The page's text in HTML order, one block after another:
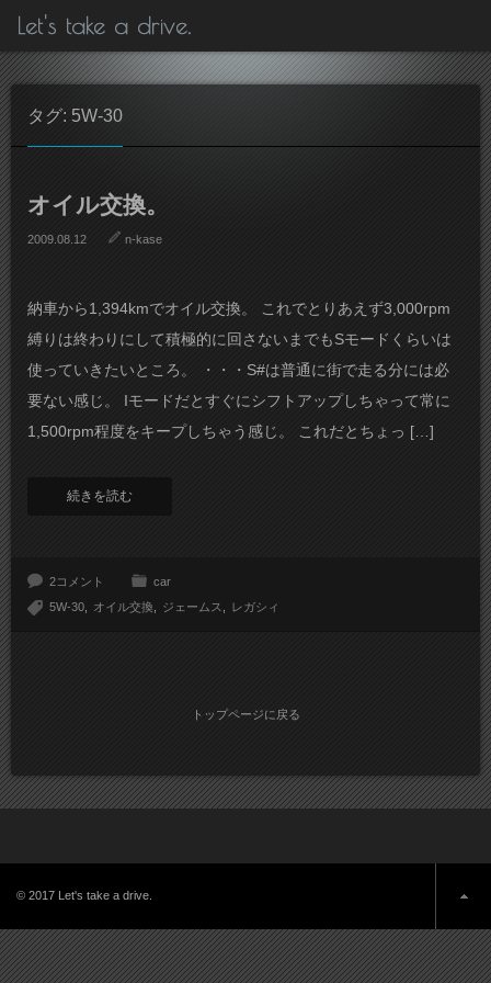
Let's take a drive.
タグ: 5W-30
オイル交換。
2009.08.12 n-kase
納車から1,394kmでオイル交換。 これでとりあえず3,000rpm
縛りは終わりにして積極的に回さないまでもSモードくらいは
使っていきたいところ。 ・・・S#は普通に街で走る分には必
要ない感じ。 Iモードだとすぐにシフトアップしちゃって常に
1,500rpm程度をキープしちゃう感じ。 これだとちょっ […]
続きを読む
2コメント
car
5W-30
オイル交換 ジェームス レガシィ
トップページに戻る
© 2017 Let's take a drive.